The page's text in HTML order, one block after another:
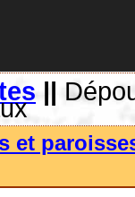
||
et